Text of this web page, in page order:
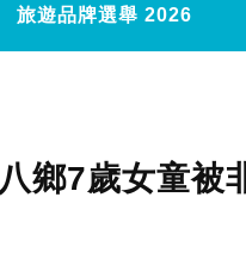
旅遊品牌選舉 2026
八鄉7歲女童被